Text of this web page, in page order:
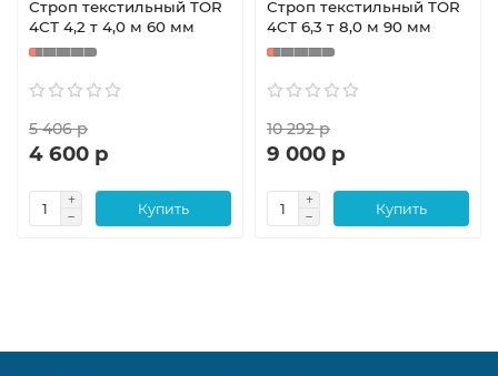
Строп текстильный TOR
4СТ 4,2 т 4,0 м 60 мм
5 406 р
4 600 р
Купить
Строп текстильный TOR
4СТ 6,3 т 8,0 м 90 мм
10 292 р
9 000 р
Купить